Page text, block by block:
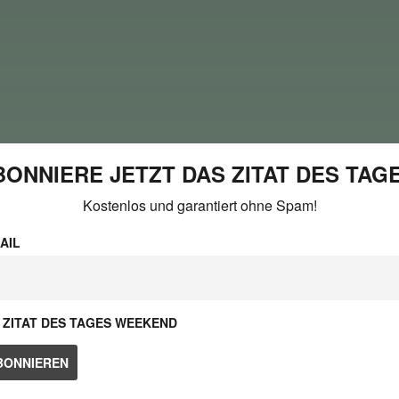
JETZT DAS ZITAT DES
Kostenlos und garantiert ohne Spam!
ZITAT DES TAGES WEEKEND